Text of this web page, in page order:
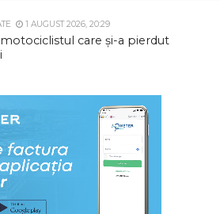
1 AUGUST 2026, 20:29
motociclistul care și-a pierdut